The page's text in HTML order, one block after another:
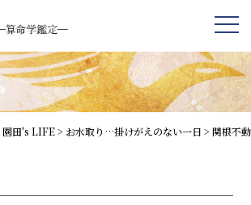
園田's LIFE> お水取り…掛けがえのない一日 > 関根不動